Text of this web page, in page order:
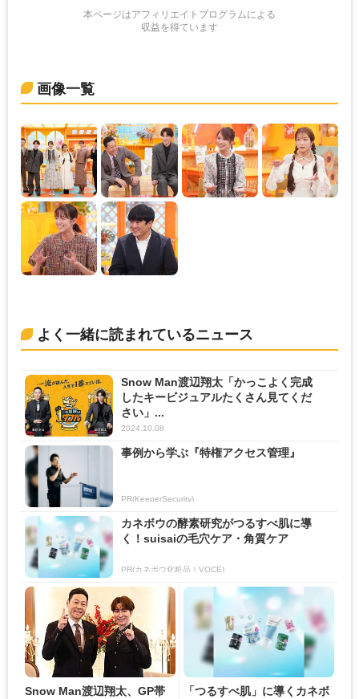
本ページはアフィリエイトプログラムによる
収益を得ています
画像一覧
よく一緒に読まれているニュース
Snow Man渡辺翔太「かっこよく完成
したキービジュアルたくさん見てくだ
さい」...
2024.10.08
事例から学ぶ『特権アクセス管理』
PR(KeeperSecurity)
カネボウの酵素研究がつるすべ肌に導
く！suisaiの毛穴ケア・角質ケア
PR(カネボウ化粧品｜VOCE)
Snow Man渡辺翔太、GP帯
「つるすべ肌」に導くカネボ